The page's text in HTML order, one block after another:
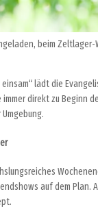
beim
lädt die
direkt zu Beginn
auf dem Plan.